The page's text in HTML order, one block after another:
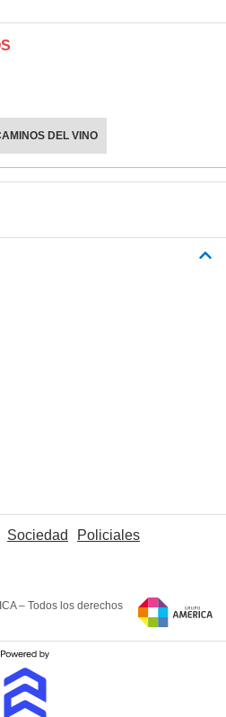
DEL VINO
Sociedad
Policiales
– Todos los derechos